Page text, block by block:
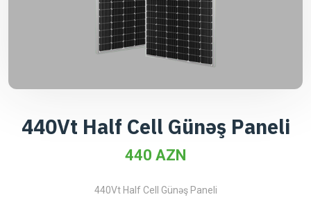
440Vt Half Cell Günəş Paneli
440 AZN
440Vt Half Cell Günəş Paneli